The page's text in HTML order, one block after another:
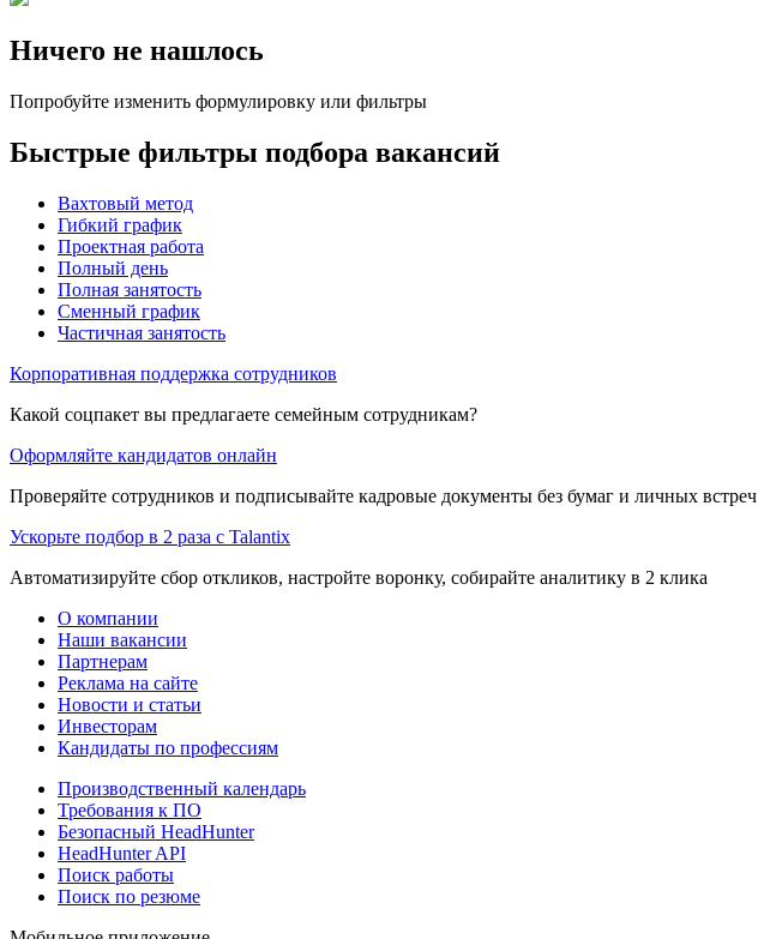
Ничего не нашлось
Попробуйте изменить формулировку или фильтры
Быстрые фильтры подбора вакансий
Вахтовый метод
Гибкий график
Проектная работа
Полный день
Полная занятость
Сменный график
Частичная занятость
Корпоративная поддержка сотрудников
Какой соцпакет вы предлагаете семейным сотрудникам?
Оформляйте кандидатов онлайн
Проверяйте сотрудников и подписывайте кадровые документы без бумаг и личных встреч
Ускорьте подбор в 2 раза с Talantix
Автоматизируйте сбор откликов, настройте воронку, собирайте аналитику в 2 клика
О компании
Наши вакансии
Партнерам
Реклама на сайте
Новости и статьи
Инвесторам
Кандидаты по профессиям
Производственный календарь
Требования к ПО
Безопасный HeadHunter
HeadHunter API
Поиск работы
Поиск по резюме